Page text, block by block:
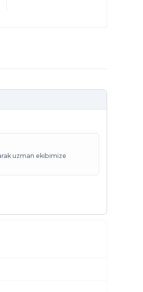
uzman ekibimize